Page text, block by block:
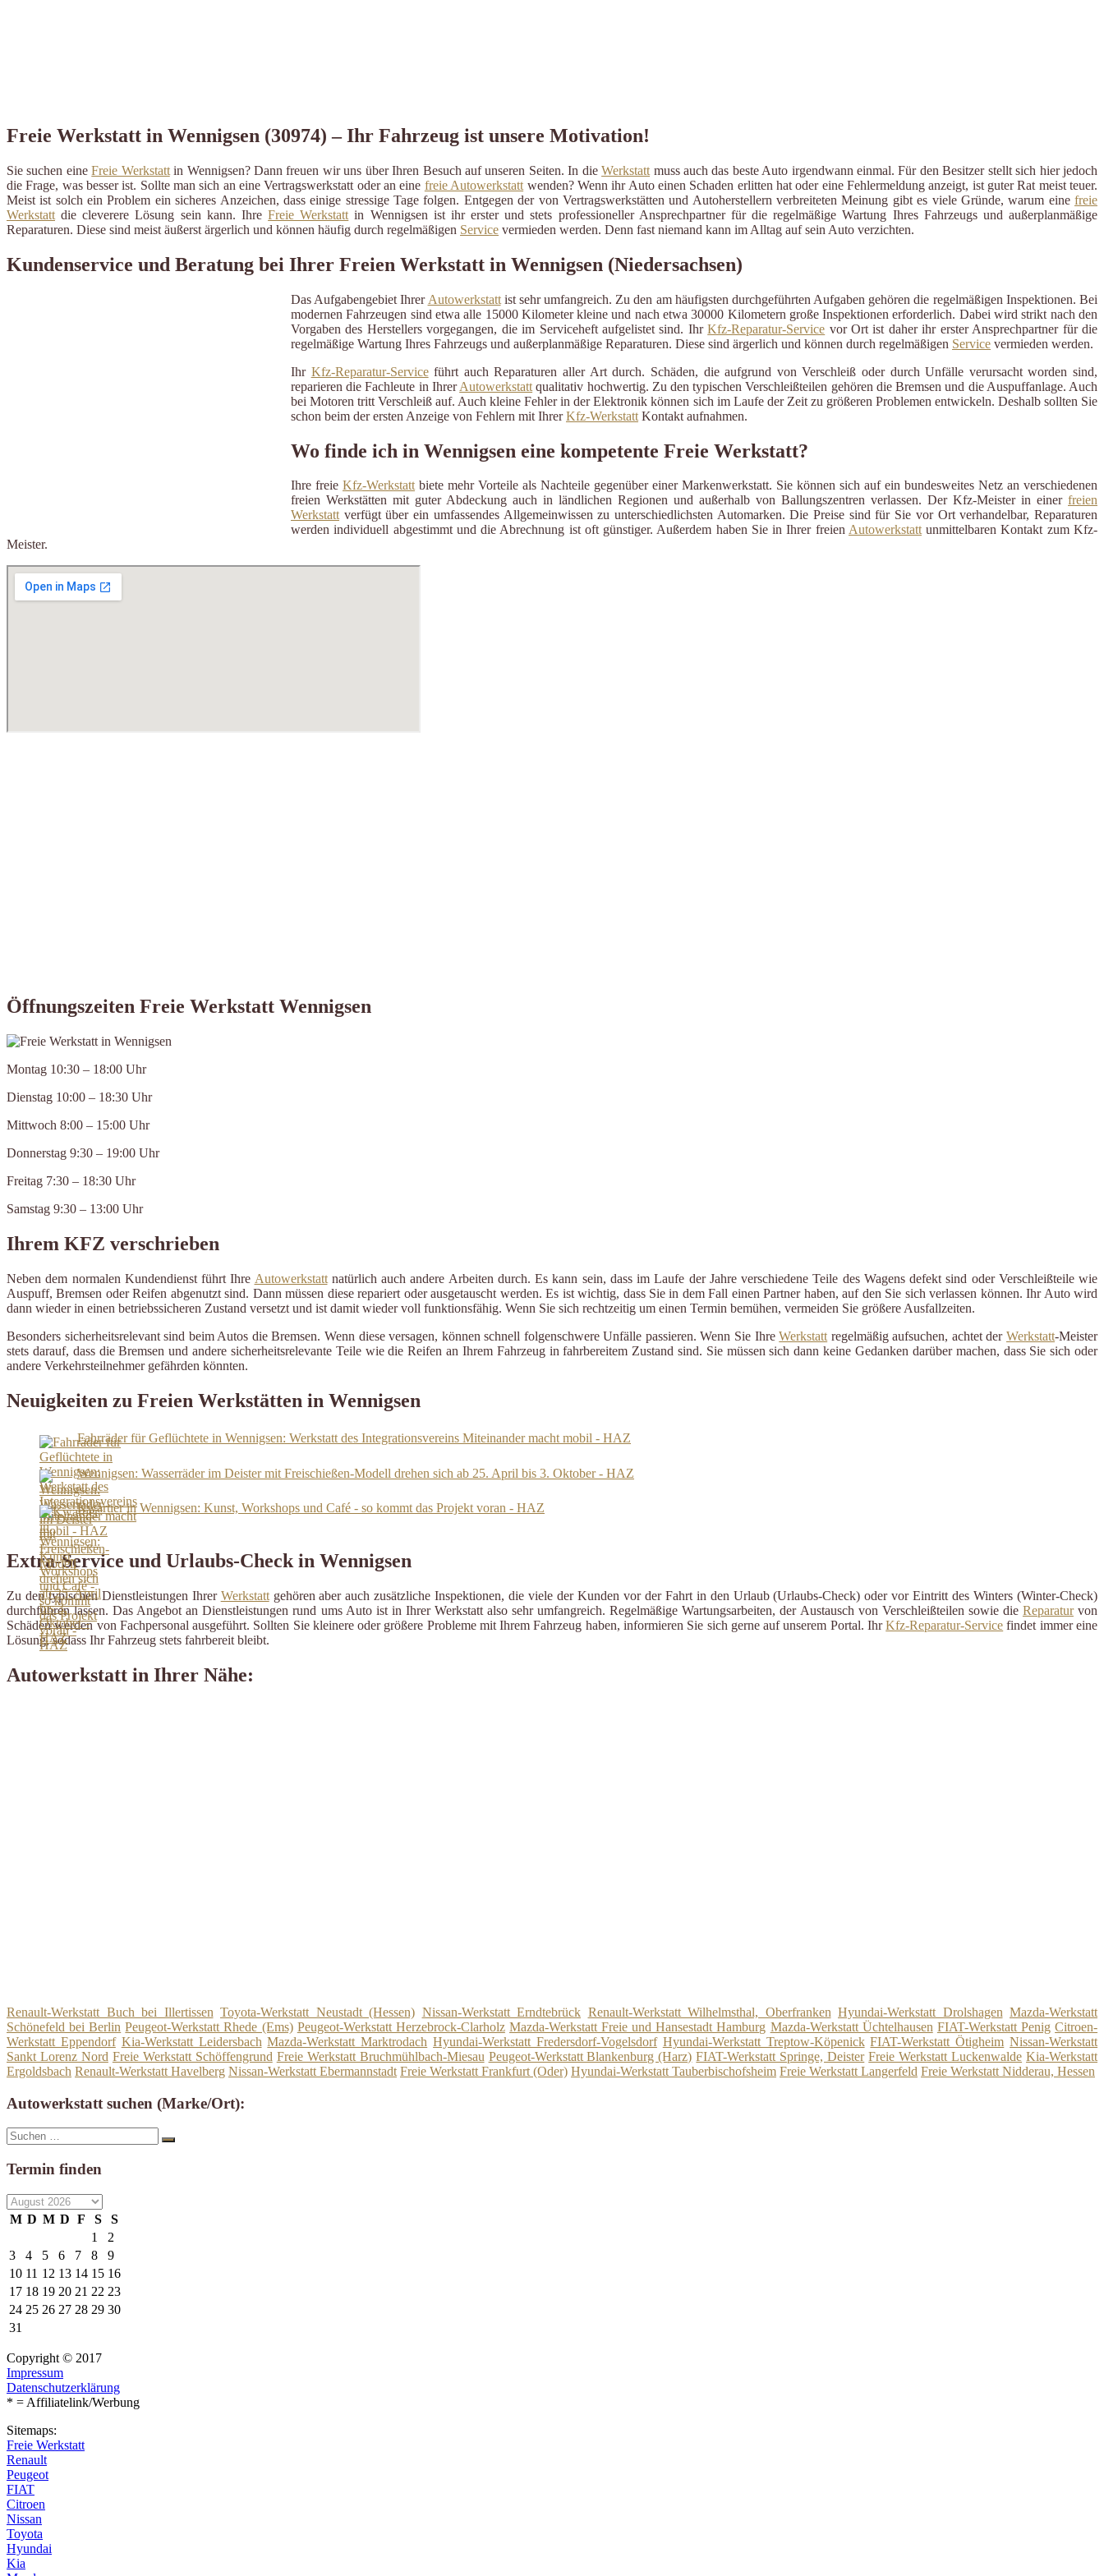
Freie Werkstatt in Wennigsen (30974) – Ihr Fahrzeug ist unsere Motivation!
Sie suchen eineFreie Werkstattin Wennigsen? Dann freuen wir uns über Ihren Besuch auf unseren Seiten. In dieWerkstatt muss auch das beste Auto irgendwann einmal. Für den Besitzer stellt sich hier jedoch
die Frage, was besser ist. Sollte man sich an eine Vertragswerkstatt oder an eine freie Autowerkstatt wenden? Wenn ihr Auto einen Schaden erlitten hat oder eine Fehlermeldung anzeigt, ist guter Rat meist teuer.
Meist ist solch ein Problem ein sicheres Anzeichen, dass einige stressige Tage folgen. Entgegen der von Vertragswerkstätten und Autoherstellern verbreiteten Meinung gibt es viele Gründe, warum eine freie
Werkstatt die cleverere Lösung sein kann. IhreFreie Werkstatt in Wennigsen ist ihr erster und stets professioneller Ansprechpartner für die regelmäßige Wartung Ihres Fahrzeugs und außerplanmäßige
Reparaturen. Diese sind meist äußerst ärgerlich und können häufig durch regelmäßigen Service vermieden werden. Denn fast niemand kann im Alltag auf sein Auto verzichten.
Kundenservice und Beratung bei Ihrer Freien Werkstatt in Wennigsen (Niedersachsen)
Das Aufgabengebiet Ihrer Autowerkstattist sehr umfangreich. Zu den am häufigsten durchgeführten Aufgaben gehören die regelmäßigen Inspektionen. Bei
modernen Fahrzeugen sind etwa alle 15000 Kilometer kleine und nach etwa 30000 Kilometern große Inspektionen erforderlich. Dabei wird strikt nach den
Vorgaben des Herstellers vorgegangen, die im Serviceheft aufgelistet sind. IhrKfz-Reparatur-Service vor Ort ist daher ihr erster Ansprechpartner für die
regelmäßige Wartung Ihres Fahrzeugs und außerplanmäßige Reparaturen. Diese sind ärgerlich und können durch regelmäßigen Service vermieden werden.
Ihr Kfz-Reparatur-Serviceführt auch Reparaturen aller Art durch. Schäden, die aufgrund von Verschleiß oder durch Unfälle verursacht worden sind,
reparieren die Fachleute in IhrerAutowerkstatt qualitativ hochwertig. Zu den typischen Verschleißteilen gehören die Bremsen und die Auspuffanlage. Auch
bei Motoren tritt Verschleiß auf. Auch kleine Fehler in der Elektronik können sich im Laufe der Zeit zu größeren Problemen entwickeln. Deshalb sollten Sie
schon beim der ersten Anzeige von Fehlern mit IhrerKfz-Werkstatt Kontakt aufnahmen.
Wo finde ich in Wennigsen eine kompetente Freie Werkstatt?
Ihre freie Kfz-Werkstattbiete mehr Vorteile als Nachteile gegenüber einer Markenwerkstatt. Sie können sich auf ein bundesweites Netz an verschiedenen
freien Werkstätten mit guter Abdeckung auch in ländlichen Regionen und außerhalb von Ballungszentren verlassen. Der Kfz-Meister in einer freien
Werkstattverfügt über ein umfassendes Allgemeinwissen zu unterschiedlichsten Automarken. Die Preise sind für Sie vor Ort verhandelbar, Reparaturen
werden individuell abgestimmt und die Abrechnung ist oft günstiger. Außerdem haben Sie in Ihrer freien Autowerkstattunmittelbaren Kontakt zum Kfz-
Meister.
Öffnungszeiten Freie Werkstatt Wennigsen
Montag 10:30 – 18:00 Uhr
Dienstag 10:00 – 18:30 Uhr
Mittwoch 8:00 – 15:00 Uhr
Donnerstag 9:30 – 19:00 Uhr
Freitag 7:30 – 18:30 Uhr
Samstag 9:30 – 13:00 Uhr
Ihrem KFZ verschrieben
Neben dem normalen Kundendienst führt Ihre Autowerkstattnatürlich auch andere Arbeiten durch. Es kann sein, dass im Laufe der Jahre verschiedene Teile des Wagens defekt sind oder Verschleißteile wie
Auspuff, Bremsen oder Reifen abgenutzt sind. Dann müssen diese repariert oder ausgetauscht werden. Es ist wichtig, dass Sie in dem Fall einen Partner haben, auf den Sie sich verlassen können. Ihr Auto wird
dann wieder in einen betriebssicheren Zustand versetzt und ist damit wieder voll funktionsfähig. Wenn Sie sich rechtzeitig um einen Termin bemühen, vermeiden Sie größere Ausfallzeiten.
Besonders sicherheitsrelevant sind beim Autos die Bremsen. Wenn diese versagen, können schnell folgenschwere Unfälle passieren. Wenn Sie IhreWerkstatt regelmäßig aufsuchen, achtet derWerkstatt-Meister
stets darauf, dass die Bremsen und andere sicherheitsrelevante Teile wie die Reifen an Ihrem Fahrzeug in fahrbereitem Zustand sind. Sie müssen sich dann keine Gedanken darüber machen, dass Sie sich oder
andere Verkehrsteilnehmer gefährden könnten.
Neuigkeiten zu Freien Werkstätten in Wennigsen
Fahrräder für Geflüchtete in Wennigsen: Werkstatt des Integrationsvereins Miteinander macht mobil - HAZ
Wennigsen: Wasserräder im Deister mit Freischießen-Modell drehen sich ab 25. April bis 3. Oktober - HAZ
Kwartier in Wennigsen: Kunst, Workshops und Café - so kommt das Projekt voran - HAZ
Extra-Service und Urlaubs-Check in Wennigsen
Zu den typischen Dienstleistungen Ihrer Werkstattgehören aber auch zusätzliche Inspektionen, die viele der Kunden vor der Fahrt in den Urlaub (Urlaubs-Check) oder vor Eintritt des Winters (Winter-Check)
durchführen lassen. Das Angebot an Dienstleistungen rund ums Auto ist in Ihrer Werkstatt also sehr umfangreich. Regelmäßige Wartungsarbeiten, der Austausch von Verschleißteilen sowie die Reparaturvon
Schäden werden von Fachpersonal ausgeführt. Sollten Sie kleinere oder größere Probleme mit Ihrem Fahrzeug haben, informieren Sie sich gerne auf unserem Portal. IhrKfz-Reparatur-Service findet immer eine
Lösung, sodass Ihr Fahrzeug stets fahrbereit bleibt.
Autowerkstatt in Ihrer Nähe:
Renault-Werkstatt Buch bei Illertissen Toyota-Werkstatt Neustadt (Hessen) Nissan-Werkstatt Erndtebrück Renault-Werkstatt Wilhelmsthal, Oberfranken Hyundai-Werkstatt Drolshagen Mazda-Werkstatt
Schönefeld bei Berlin Peugeot-Werkstatt Rhede (Ems) Peugeot-Werkstatt Herzebrock-Clarholz Mazda-Werkstatt Freie und Hansestadt Hamburg Mazda-Werkstatt Üchtelhausen FIAT-Werkstatt Penig Citroen-
Werkstatt Eppendorf Kia-Werkstatt Leidersbach Mazda-Werkstatt Marktrodach Hyundai-Werkstatt Fredersdorf-Vogelsdorf Hyundai-Werkstatt Treptow-Köpenick FIAT-Werkstatt Ötigheim Nissan-Werkstatt
Sankt Lorenz Nord Freie Werkstatt Schöffengrund Freie Werkstatt Bruchmühlbach-Miesau Peugeot-Werkstatt Blankenburg (Harz) FIAT-Werkstatt Springe, Deister Freie Werkstatt Luckenwalde Kia-Werkstatt
Ergoldsbach Renault-Werkstatt Havelberg Nissan-Werkstatt Ebermannstadt Freie Werkstatt Frankfurt (Oder) Hyundai-Werkstatt Tauberbischofsheim Freie Werkstatt Langerfeld Freie Werkstatt Nidderau, Hessen
Autowerkstatt suchen (Marke/Ort):
Suche
nach:
Suchen
Termin finden
M D M D F S
S
1
2
3
4 5 6 7 8
9
10 11 12 13 14 15 16
17 18 19 20 21 22 23
24 25 26 27 28 29 30
31
Copyright © 2017
Impressum
Datenschutzerklärung
* = Affiliatelink/Werbung
Sitemaps:
Freie Werkstatt
Renault
Peugeot
FIAT
Citroen
Nissan
Toyota
Hyundai
Kia